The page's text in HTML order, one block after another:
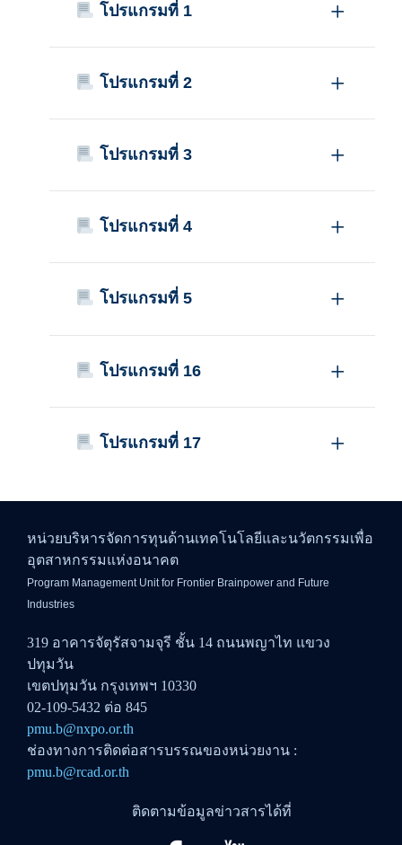
โปรแกรมที่ 1
โปรแกรมที่ 2
โปรแกรมที่ 3
โปรแกรมที่ 4
โปรแกรมที่ 5
โปรแกรมที่ 16
โปรแกรมที่ 17
หน่วยบริหารจัดการทุนด้านเทคโนโลยีและนวัตกรรมเพื่อ
อุตสาหกรรมแห่งอนาคต
Program Management Unit for Frontier Brainpower and Future
Industries
319 อาคารจัตุรัสจามจุรี ชั้น 14 ถนนพญาไท แขวง
ปทุมวัน
เขตปทุมวัน กรุงเทพฯ 10330
02-109-5432 ต่อ 845
pmu.b@nxpo.or.th
ช่องทางการติดต่อสารบรรณของหน่วยงาน :
pmu.b@rcad.or.th
ติดตามข้อมูลข่าวสารได้ที่